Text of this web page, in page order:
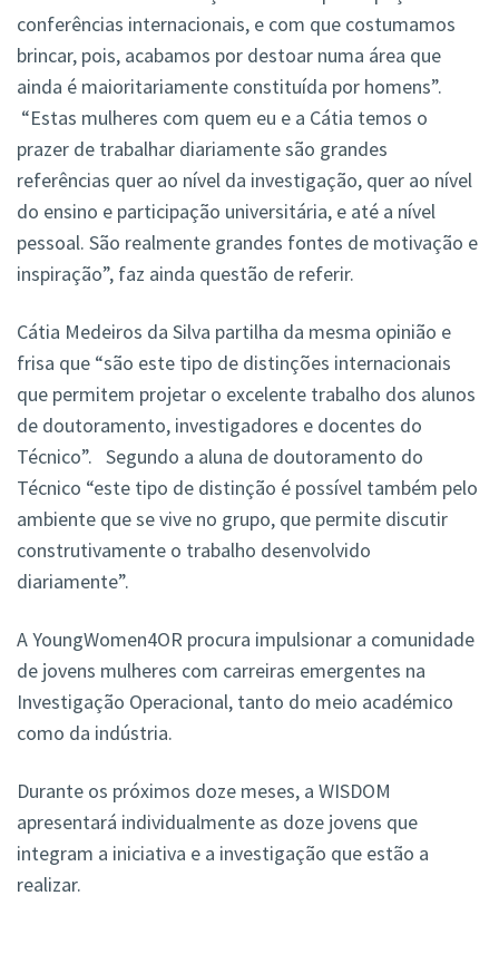
conferências internacionais, e com que costumamos
brincar, pois, acabamos por destoar numa área que
ainda é maioritariamente constituída por homens”.
“Estas mulheres com quem eu e a Cátia temos o
prazer de trabalhar diariamente são grandes
referências quer ao nível da investigação, quer ao nível
do ensino e participação universitária, e até a nível
pessoal. São realmente grandes fontes de motivação e
inspiração”, faz ainda questão de referir.
Cátia Medeiros da Silva partilha da mesma opinião e
frisa que “são este tipo de distinções internacionais
que permitem projetar o excelente trabalho dos alunos
de doutoramento, investigadores e docentes do
Técnico”. Segundo a aluna de doutoramento do
Técnico “este tipo de distinção é possível também pelo
ambiente que se vive no grupo, que permite discutir
construtivamente o trabalho desenvolvido
diariamente”.
A YoungWomen4OR procura impulsionar a comunidade
de jovens mulheres com carreiras emergentes na
Investigação Operacional, tanto do meio académico
como da indústria.
Durante os próximos doze meses, a WISDOM
apresentará individualmente as doze jovens que
integram a iniciativa e a investigação que estão a
realizar.